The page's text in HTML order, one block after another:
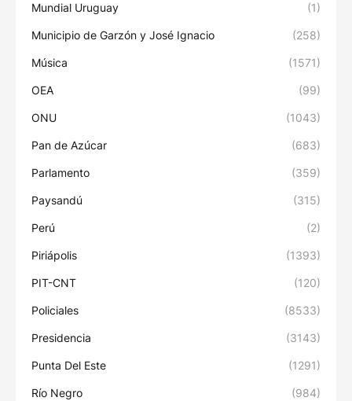
Mundial Uruguay (1)
Municipio de Garzón y José Ignacio (258)
Música (1571)
OEA (99)
ONU (1043)
Pan de Azúcar (683)
Parlamento (359)
Paysandú (315)
Perú (2)
Piriápolis (1393)
PIT-CNT (120)
Policiales (8533)
Presidencia (3143)
Punta Del Este (1291)
Río Negro (984)